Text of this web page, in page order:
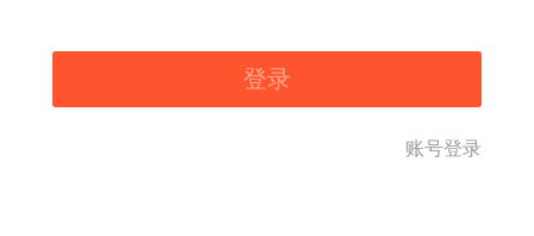
登录
账号登录